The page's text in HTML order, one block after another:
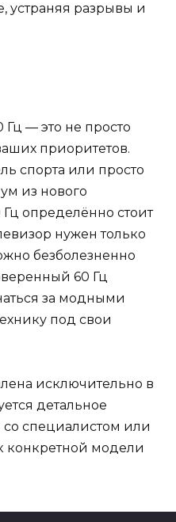
устраняя разрывы и
— это не просто
приоритетов.
спорта или просто
из нового
Гц определённо стоит
нужен только
безболезненно
60 Гц
за модными
под свои
исключительно в
детальное
со специалистом или
конкретной модели